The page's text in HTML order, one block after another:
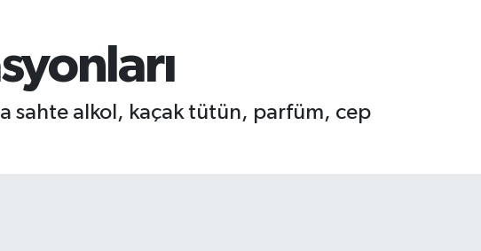
sahte alkol, kaçak tütün, parfüm, cep